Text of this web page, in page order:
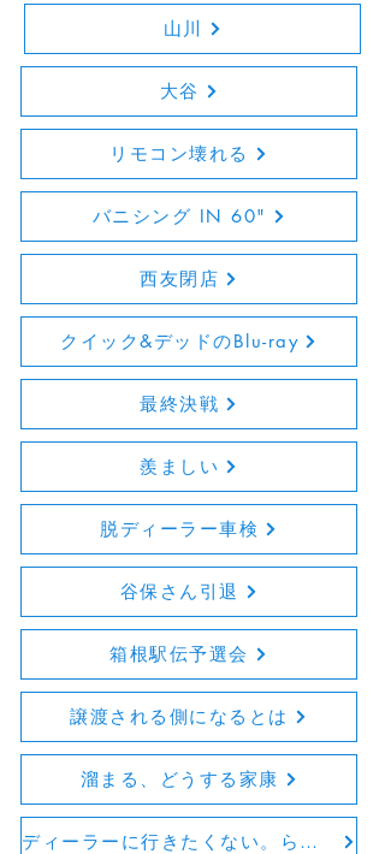
山川
大谷
リモコン壊れる
バニシング IN 60"
西友閉店
クイック&デッドのBlu-ray
最終決戦
羨ましい
脱ディーラー車検
谷保さん引退
箱根駅伝予選会
譲渡される側になるとは
溜まる、どうする家康
ディーラーに行きたくない。らしい。